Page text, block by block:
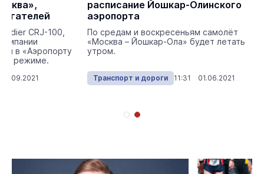
CRJ-100,
в «Аэропорту
режиме.
расписание Йошкар-Олинского
аэропорта
По средам и воскресеньям самолёт
«Москва – Йошкар-Ола» будет летать
утром.
Транспорт и дороги 11:31 01.06.2021